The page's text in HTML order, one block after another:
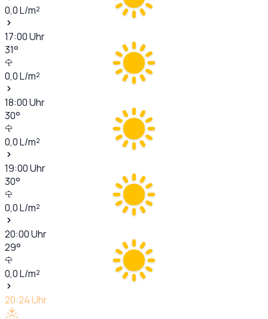
0,0L/m²
17:00Uhr
31°
0,0L/m²
18:00Uhr
30°
0,0L/m²
19:00Uhr
30°
0,0L/m²
20:00Uhr
29°
0,0L/m²
20:24Uhr